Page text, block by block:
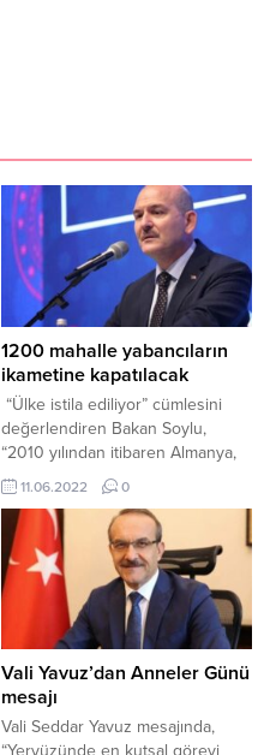
1200 mahalle yabancıların
ikametine kapatılacak
“Ülke istila ediliyor” cümlesini
değerlendiren Bakan Soylu,
“2010 yılından itibaren Almanya,
birçok uyruktan 1 milyon 354 bin
200 kişiyi vatandaş yapmış.
Bunların içerisinde Suriyeliler de
var, Türkler de var, başka uyruklar
da var. Peki Almanya niye
vatandaş yapıyor. Bunun kendine
ait ekonomik ve sosyal sebepleri
var. 650 bin Suriyelinin de...
11.06.2022 0
Vali Yavuz’dan Anneler Günü
mesajı
Vali Seddar Yavuz mesajında,